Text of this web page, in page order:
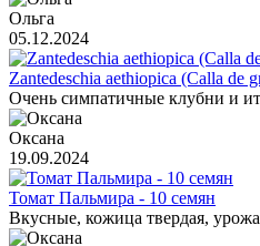
Ольга
05.12.2024
Zantedeschia aethiopica (Calla de
Очень симпатичные клубни и
Оксана
19.09.2024
Томат Пальмира - 10 семян
Вкусные, кожица твердая,